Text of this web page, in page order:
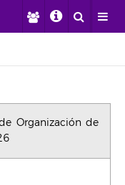
Organización de